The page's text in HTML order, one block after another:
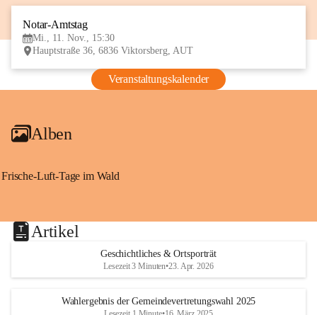
Notar-Amtstag
Mi., 11. Nov., 15:30
Hauptstraße 36, 6836 Viktorsberg, AUT
Veranstaltungskalender
Alben
Frische-Luft-Tage im Wald
Artikel
Geschichtliches & Ortsporträt
Lesezeit 3 Minuten•23. Apr. 2026
Wahlergebnis der Gemeindevertretungswahl 2025